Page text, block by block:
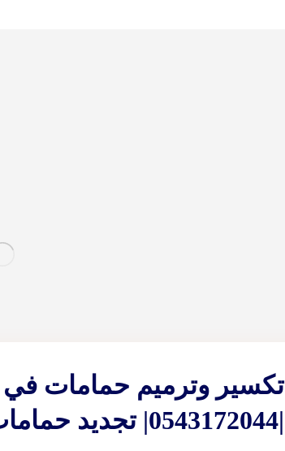
تكسير وترميم حمامات
|0543172044| تجديد حمامات